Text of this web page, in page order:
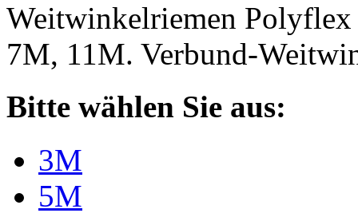
Weitwinkelriemen
7M, 11M. Verbund-
Bitte wählen Sie aus:
3M
5M